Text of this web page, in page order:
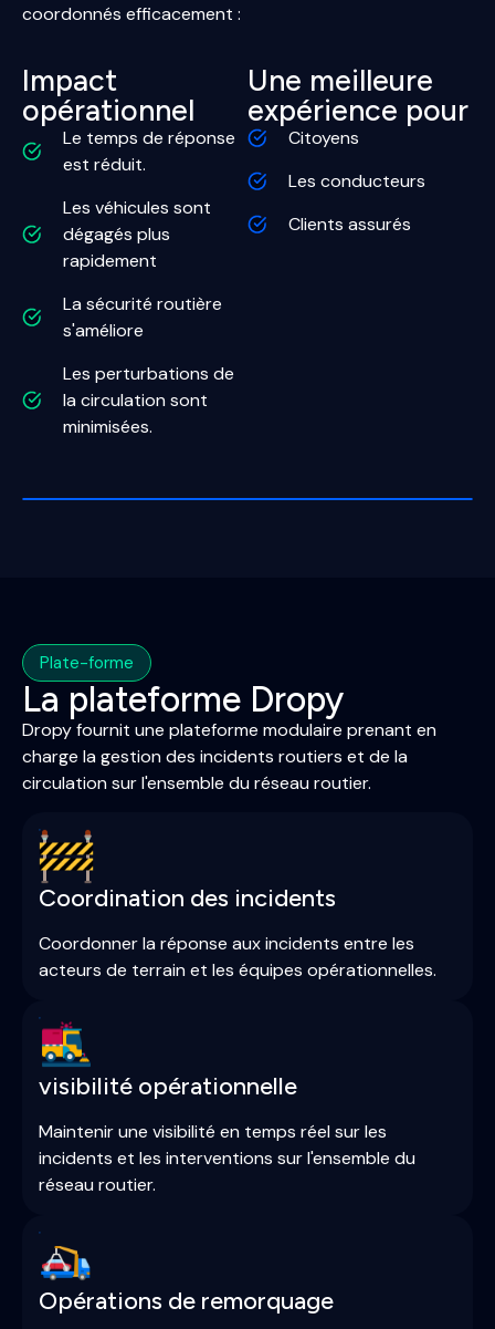
coordonnés efficacement :
Impact
opérationnel
Le temps de réponse
est réduit.
Les véhicules sont
dégagés plus
rapidement
La sécurité routière
s'améliore
Les perturbations de
la circulation sont
minimisées.
Une meilleure
expérience pour
Citoyens
Les conducteurs
Clients assurés
Plate-forme
La plateforme Dropy
Dropy fournit une plateforme modulaire prenant en
charge la gestion des incidents routiers et de la
circulation sur l'ensemble du réseau routier.
Coordination des incidents
Coordonner la réponse aux incidents entre les
acteurs de terrain et les équipes opérationnelles.
visibilité opérationnelle
Maintenir une visibilité en temps réel sur les
incidents et les interventions sur l'ensemble du
réseau routier.
Opérations de remorquage